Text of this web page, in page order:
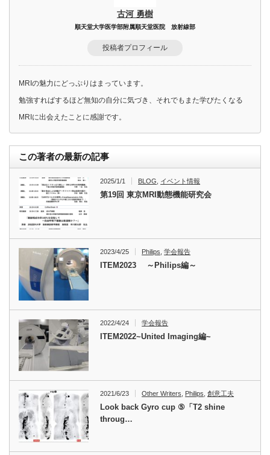
古河 勇樹
順天堂大学医学部附属順天堂医院 放射線部
投稿者プロフィール
MRIの魅力にどっぷりはまっています。
勉強すればするほど無知の自分に気づき、それでもまた学びたくなる
MRIに出会えたことに感謝です。
この著者の最新の記事
2025/1/1 BLOG イベント情報
第19回 東京MRI動態機能研究会
2023/4/25 Philips,学会報告
ITEM2023 ～Philips編～
2022/4/24 学会報告
ITEM2022~United Imaging編~
2021/6/23 Other Writers Philips ,創意工夫
Look back Gyro cup ⑤「T2 shine
throug…